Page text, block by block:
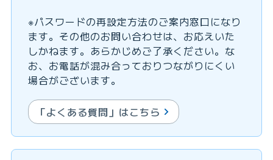
※パスワードの再設定方法のご案内窓口になり
ます。その他のお問い合わせは、お応えいた
しかねます。あらかじめご了承ください。な
お、お電話が混み合っておりつながりにくい
場合がございます。
「よくある質問」はこちら